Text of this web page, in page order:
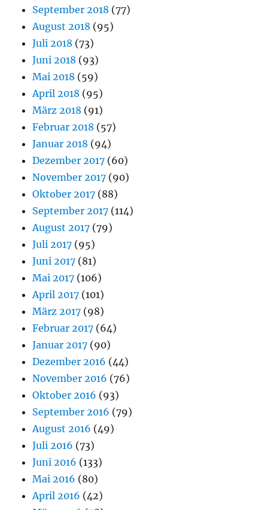
September 2018 (77)
August 2018 (95)
Juli 2018 (73)
Juni 2018 (93)
Mai 2018 (59)
April 2018 (95)
März 2018 (91)
Februar 2018 (57)
Januar 2018 (94)
Dezember 2017 (60)
November 2017 (90)
Oktober 2017 (88)
September 2017 (114)
August 2017 (79)
Juli 2017 (95)
Juni 2017 (81)
Mai 2017 (106)
April 2017 (101)
März 2017 (98)
Februar 2017 (64)
Januar 2017 (90)
Dezember 2016 (44)
November 2016 (76)
Oktober 2016 (93)
September 2016 (79)
August 2016 (49)
Juli 2016 (73)
Juni 2016 (133)
Mai 2016 (80)
April 2016 (42)